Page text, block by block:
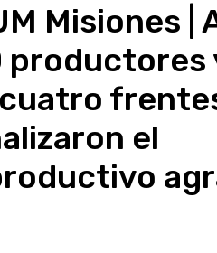
Misiones |
productores
el